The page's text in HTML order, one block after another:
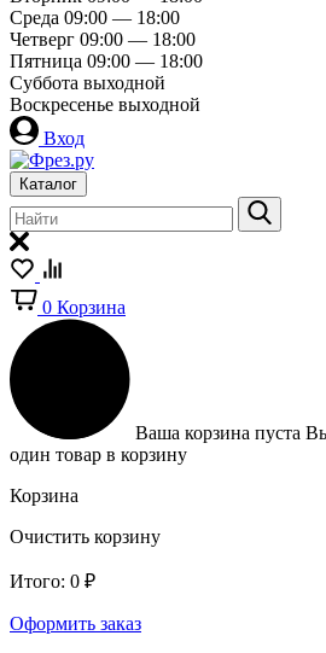
Среда 09:00 — 18:00
Четверг 09:00 — 18:00
Пятница 09:00 — 18:00
Суббота выходной
Воскресенье выходной
Вход
Каталог
0 Корзина
Ваша корзина пуста
один товар в корзину
Корзина
Очистить корзину
Итого: 0 ₽
Оформить заказ